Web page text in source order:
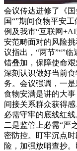
会议传达进修了《
国“”期间食物平安
例及我市“互联网
安范畴面对的风险
议指出，“两节”“”
错叠加，保障使命
深刻认识做好当前
务。会议强调，一是
食物安满是讲的大
间接关系群众获得
必需守牢的底线红
二是监管上必需“严
密防控。盯牢沉点
险，加强放哨查抄